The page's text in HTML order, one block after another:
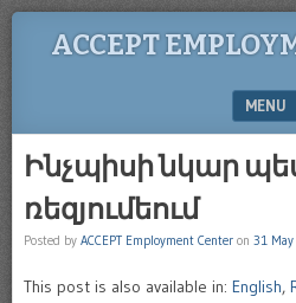
ACCEPT
MENU
SKIP TO CONTENT
Ինչպիսի նկար
ռեզյումեում
Posted by ACCEPT Employment Center on 31
This post is also available in: English,